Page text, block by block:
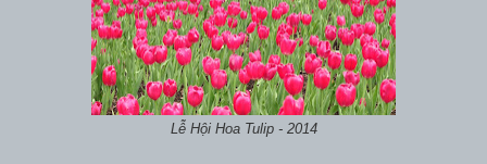
Lễ Hội Hoa Tulip - 2014